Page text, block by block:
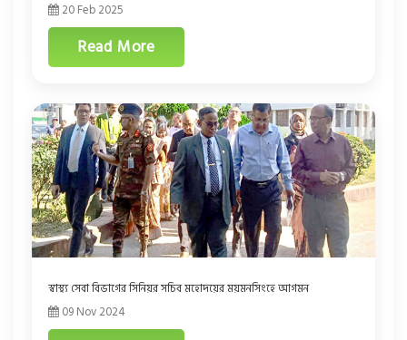
20 Feb 2025
Read More
স্বাস্থ্য সেবা বিভাগের সিনিয়র সচিব মহোদয়ের ময়মনসিংহে আগমন
09 Nov 2024